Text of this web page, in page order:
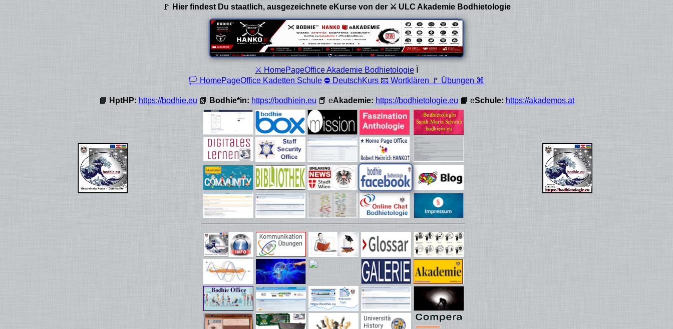
🚩 Hier findest Du staatlich, ausgezeichnete eKurse von der ⚔ ULC Akademie Bodhietologie
⚔ HomePageOffice Akademie Bodhietologie
🏳 HomePageOffice Kadetten Schule ⛔ DeutschKurs 📧 Wortklären 🚩 Übungen ⌘
📘 HptHP: https://bodhie.eu 📗 Bodhie*in: https://bodhiein.eu 📕 eAkademie: https://bodhietologie.eu 📙 eSchule: https://akademos.at